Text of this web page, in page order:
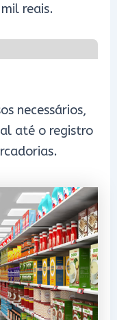
reais.
necessários,
até o registro